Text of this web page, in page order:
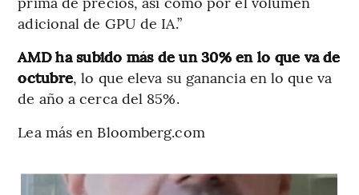
adicional de GPU de IA.”
AMD ha subido más de un 30% en lo que va de
octubre, lo que eleva su ganancia en lo que va
de año a cerca del 85%.
Lea más en Bloomberg.com